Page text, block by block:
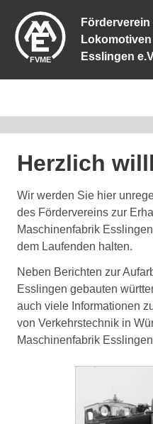
Esslingen
Herzlich
Wir werden Sie hier
des Fördervereins zur
Maschinenfabrik
dem Laufenden halten.
Neben Berichten zur
Esslingen gebauten
auch viele Informationen
von Verkehrstechnik in
Maschinenfabrik